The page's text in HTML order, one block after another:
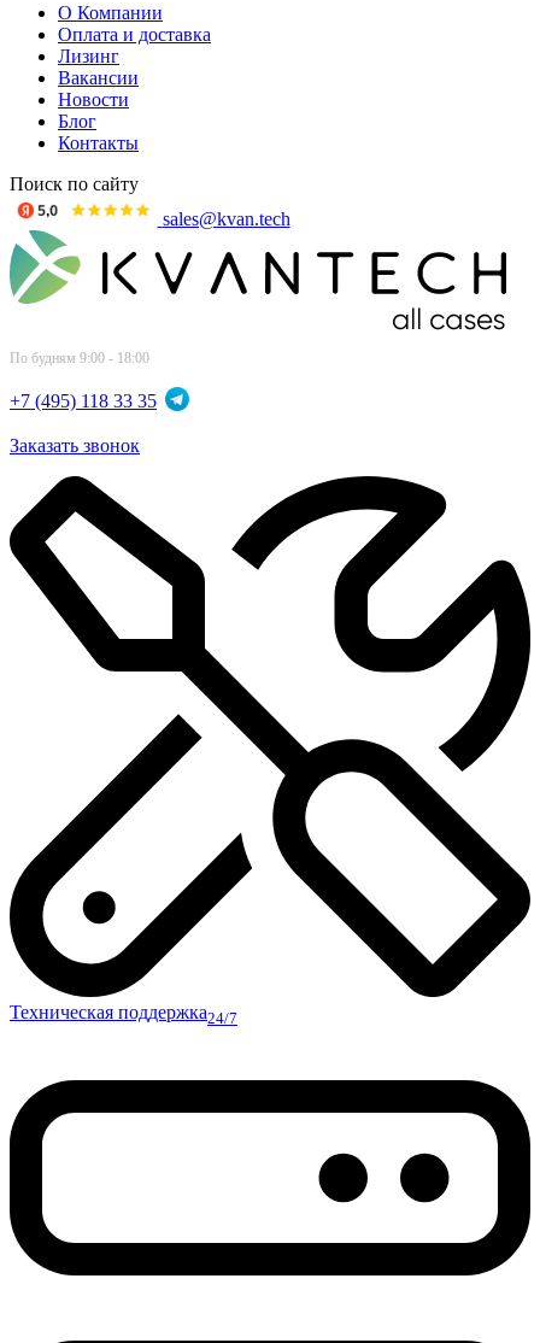
О Компании
Оплата и доставка
Лизинг
Вакансии
Новости
Блог
Контакты
Поиск по сайту
sales@kvan.tech
По будням 9:00 - 18:00
+7 (495) 118 33 35
Заказать звонок
Техническая поддержка24/7